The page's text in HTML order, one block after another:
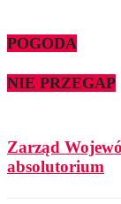
POGODA
NIE PRZEGAP
Zarząd
absolutorium